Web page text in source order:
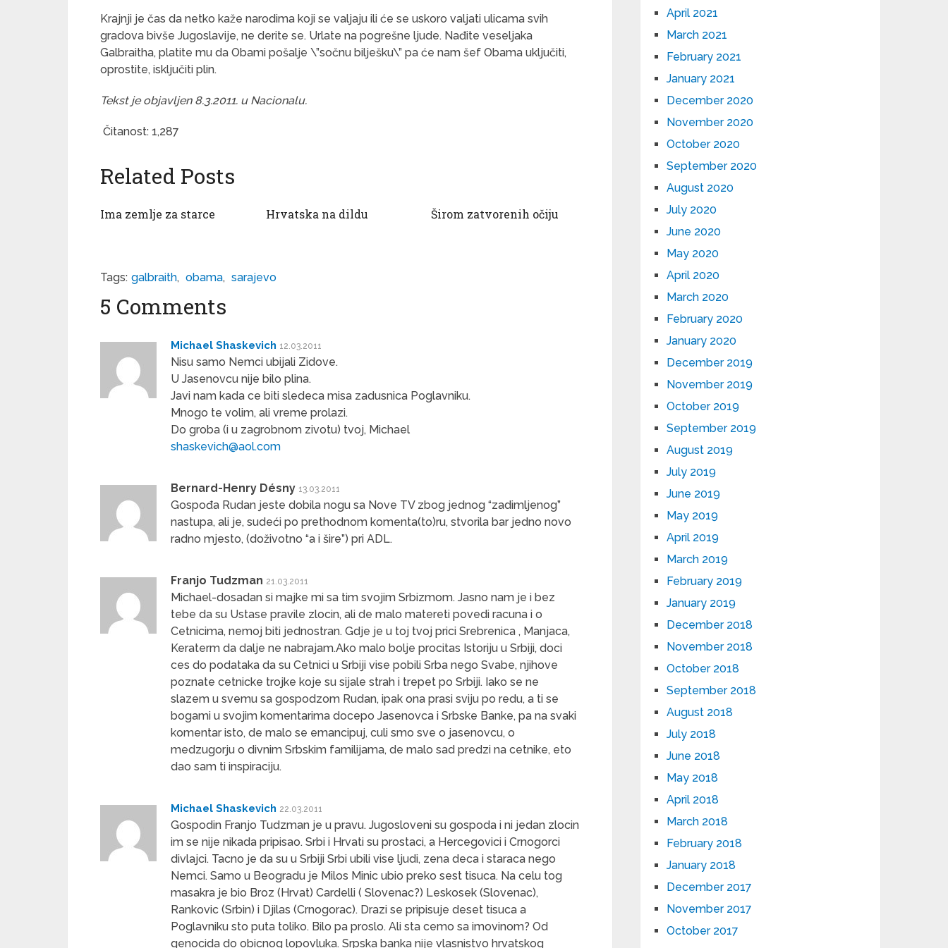
Krajnji je čas da netko kaže narodima koji se valjaju ili će se uskoro valjati ulicama svih
gradova bivše Jugoslavije, ne derite se. Urlate na pogrešne ljude. Nađite veseljaka
Galbraitha, platite mu da Obami pošalje \”sočnu bilješku\” pa će nam šef Obama uključiti,
oprostite, isključiti plin.
Tekst je objavljen 8.3.2011. u Nacionalu.
Čitanost: 1,287
Related Posts
Ima zemlje za starce Hrvatska na dildu Širom zatvorenih očiju
Tags: galbraith, obama, sarajevo
5 Comments
Michael Shaskevich 12.03.2011
Nisu samo Nemci ubijali Zidove.
U Jasenovcu nije bilo plina.
Javi nam kada ce biti sledeca misa zadusnica Poglavniku.
Mnogo te volim, ali vreme prolazi.
Do groba (i u zagrobnom zivotu) tvoj, Michael
shaskevich@aol.com
Bernard-Henry Désny 13.03.2011
Gospođa Rudan jeste dobila nogu sa Nove TV zbog jednog “zadimljenog”
nastupa, ali je, sudeći po prethodnom komenta(to)ru, stvorila bar jedno novo
radno mjesto, (doživotno “a i šire”) pri ADL.
Franjo Tudzman 21.03.2011
Michael-dosadan si majke mi sa tim svojim Srbizmom. Jasno nam je i bez
tebe da su Ustase pravile zlocin, ali de malo matereti povedi racuna i o
Cetnicima, nemoj biti jednostran. Gdje je u toj tvoj prici Srebrenica , Manjaca,
Keraterm da dalje ne nabrajam.Ako malo bolje procitas Istoriju u Srbiji, doci
ces do podataka da su Cetnici u Srbiji vise pobili Srba nego Svabe, njihove
poznate cetnicke trojke koje su sijale strah i trepet po Srbiji. Iako se ne
slazem u svemu sa gospodzom Rudan, ipak ona prasi sviju po redu, a ti se
bogami u svojim komentarima docepo Jasenovca i Srbske Banke, pa na svaki
komentar isto, de malo se emancipuj, culi smo sve o jasenovcu, o
medzugorju o divnim Srbskim familijama, de malo sad predzi na cetnike, eto
dao sam ti inspiraciju.
Michael Shaskevich 22.03.2011
Gospodin Franjo Tudzman je u pravu. Jugosloveni su gospoda i ni jedan zlocin
im se nije nikada pripisao. Srbi i Hrvati su prostaci, a Hercegovici i Crnogorci
divlajci. Tacno je da su u Srbiji Srbi ubili vise ljudi, zena deca i staraca nego
Nemci. Samo u Beogradu je Milos Minic ubio preko sest tisuca. Na celu tog
masakra je bio Broz (Hrvat) Cardelli ( Slovenac?) Leskosek (Slovenac),
Rankovic (Srbin) i Djilas (Crnogorac). Drazi se pripisuje deset tisuca a
Poglavniku sto puta toliko. Bilo pa proslo. Ali sta cemo sa imovinom? Od
genocida do obicnog lopovluka. Srpska banka nije vlasnistvo hrvatskog
April 2021
March 2021
February 2021
January 2021
December 2020
November 2020
October 2020
September 2020
August 2020
July 2020
June 2020
May 2020
April 2020
March 2020
February 2020
January 2020
December 2019
November 2019
October 2019
September 2019
August 2019
July 2019
June 2019
May 2019
April 2019
March 2019
February 2019
January 2019
December 2018
November 2018
October 2018
September 2018
August 2018
July 2018
June 2018
May 2018
April 2018
March 2018
February 2018
January 2018
December 2017
November 2017
October 2017